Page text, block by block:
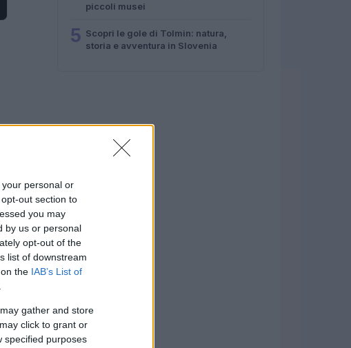
personal or
out section to
you may
by us or personal
opt-out of the
list of downstream
the IAB’s List of
gather and store
click to grant or
specified purposes
piccoli musei
5 Scopri le gole di Tolmin: natura,
storia e avventura in Slovenia